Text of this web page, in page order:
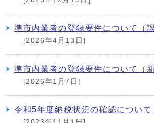
準市内業者の登録要件について（
[2026年4月13日]
準市内業者の登録要件について（
[2026年1月7日]
令和5年度納税状況の確認について